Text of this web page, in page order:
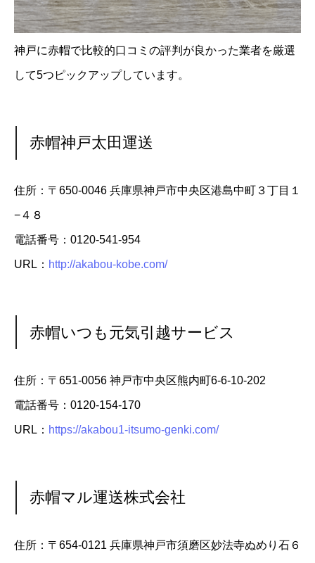
神戸に赤帽で比較的口コミの評判が良かった業者を厳選
して5つピックアップしています。
赤帽神戸太田運送
住所：〒650-0046 兵庫県神戸市中央区港島中町３丁目１
−４８
電話番号：0120-541-954
URL： http://akabou-kobe.com/
赤帽いつも元気引越サービス
住所：〒651-0056 神戸市中央区熊内町6-6-10-202
電話番号：0120-154-170
URL： https://akabou1-itsumo-genki.com/
赤帽マル運送株式会社
住所：〒654-0121 兵庫県神戸市須磨区妙法寺ぬめり石６